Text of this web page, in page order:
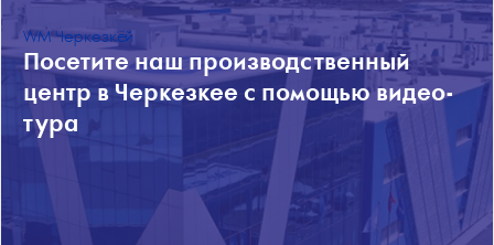
WM Черкезкёй
Посетите наш производственный
центр в Черкезкее с помощью видео-
тура